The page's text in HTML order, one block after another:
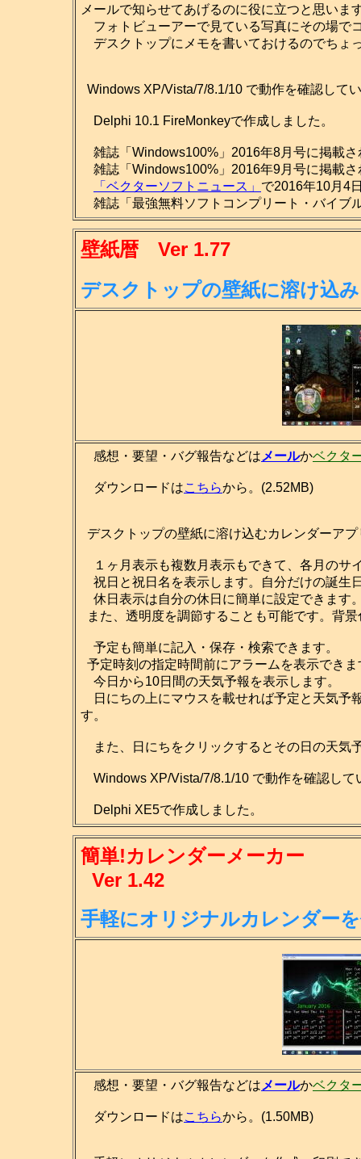
メールで知らせてあげるのに役に立つと思いま
フォトビューアーで見ている写真にその場で
デスクトップにメモを書いておけるのでちょ
Windows XP/Vista/7/8.1/10 で動作を確認して
Delphi 10.1 FireMonkeyで作成しました。
雑誌「Windows100%」2016年8月号に掲載さ
雑誌「Windows100%」2016年9月号に掲載さ
「ベクターソフトニュース」 で2016年10月4
雑誌「最強無料ソフトコンプリート・バイブ
壁紙暦 Ver 1.77
デスクトップの壁紙に溶け込
感想・要望・バグ報告などは メールかベクタ
ダウンロードはこちらから。(2.52MB)
デスクトップの壁紙に溶け込むカレンダーア
１ヶ月表示も複数月表示もできて、各月のサ
祝日と祝日名を表示します。自分だけの誕生
休日表示は自分の休日に簡単に設定できます
また、透明度を調節することも可能です。背
予定も簡単に記入・保存・検索できます。
予定時刻の指定時間前にアラームを表示できま
今日から10日間の天気予報を表示します。
日にちの上にマウスを載せれば予定と天気予
す。
また、日にちをクリックするとその日の天気
Windows XP/Vista/7/8.1/10 で動作を確認して
Delphi XE5で作成しました。
簡単!カレンダーメーカー
Ver 1.42
手軽にオリジナルカレンダー
感想・要望・バグ報告などは メールかベクタ
ダウンロードはこちらから。(1.50MB)